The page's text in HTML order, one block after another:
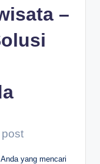
–
yang mencari